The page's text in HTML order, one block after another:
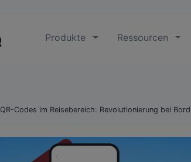
Produkte Ressourcen
QR-Codes im Reisebereich: Revolutionierung bei